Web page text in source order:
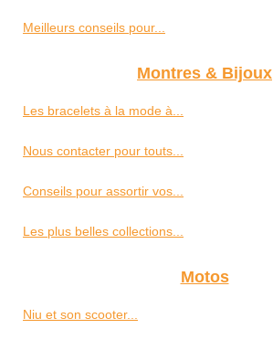
Meilleurs conseils pour...
Montres & Bijoux
Les bracelets à la mode à...
Nous contacter pour touts...
Conseils pour assortir vos...
Les plus belles collections...
Motos
Niu et son scooter...